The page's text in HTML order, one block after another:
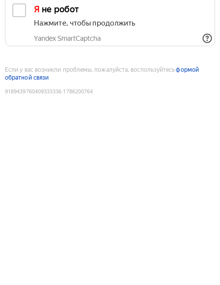
Я не робот
Нажмите, чтобы продолжить
Yandex SmartCaptcha
Если у вас возникли проблемы, пожалуйста, воспользуйтесьформой
обратной связи
9189439760409333336:1786200764